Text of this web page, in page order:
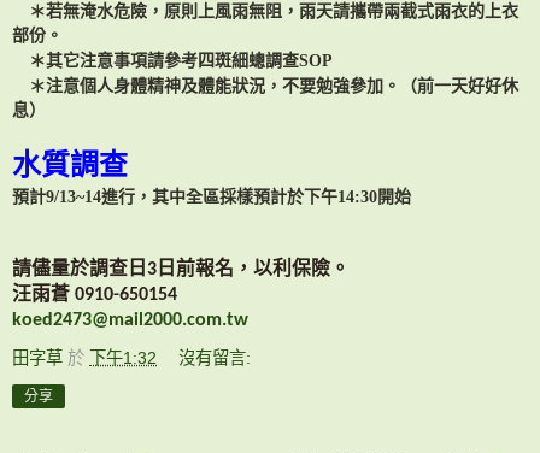
＊若無淹水危險，原則上風雨無阻，雨天請攜帶兩截式雨衣的上衣
部份。
＊其它注意事項請參考四斑細蟌調查SOP
＊注意個人身體精神及體能狀況，不要勉強參加。（前一天好好休
息）
水質調查
預計9/13~14進行，其中全區採樣預計於下午14:30開始
請儘量於調查日 3 日前報名，以利保險。
汪雨蒼 0910-650154
koed2473@mail2000.com.tw
田字草 於 下午1:32 沒有留言:
分享